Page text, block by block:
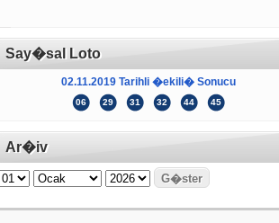
Say�sal Loto
02.11.2019 Tarihli �ekili� Sonucu
06 29 31 32 44 45
Ar�iv